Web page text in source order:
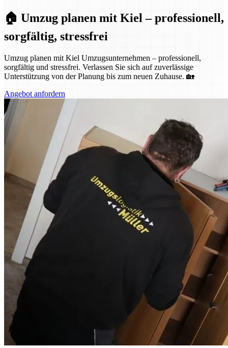
🏠 Umzug planen mit Kiel – professionell,
sorgfältig, stressfrei
Umzug planen mit Kiel Umzugsunternehmen – professionell,
sorgfältig und stressfrei. Verlassen Sie sich auf zuverlässige
Unterstützung von der Planung bis zum neuen Zuhause. 🏡
Angebot anfordern